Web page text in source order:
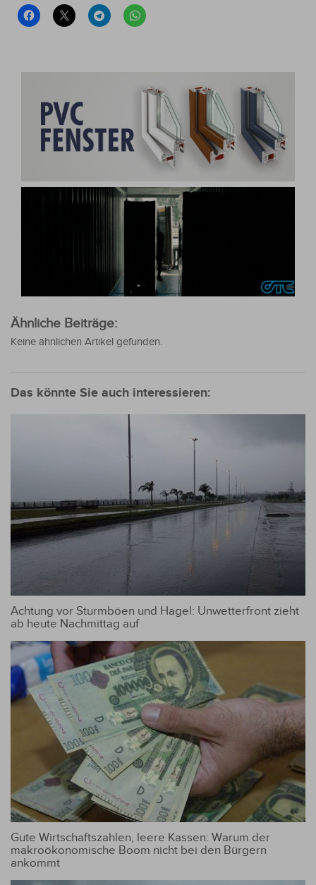
Ähnliche Beiträge:
Keine ähnlichen Artikel gefunden.
Das könnte Sie auch interessieren:
Achtung vor Sturmböen und Hagel: Unwetterfront zieht
ab heute Nachmittag auf
Gute Wirtschaftszahlen, leere Kassen: Warum der
makroökonomische Boom nicht bei den Bürgern
ankommt